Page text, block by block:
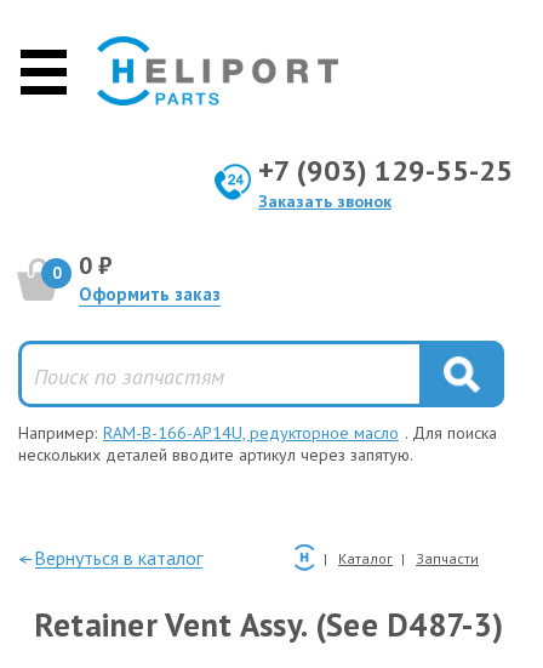
+7 (903) 129-55-25
Заказать звонок
0 0 ₽
Оформить заказ
Например: RAM-B-166-AP14U, редукторное масло . Для поиска
нескольких деталей вводите артикул через запятую.
—Вернуться в каталог Каталог Запчасти
Retainer Vent Assy. (See D487-3)